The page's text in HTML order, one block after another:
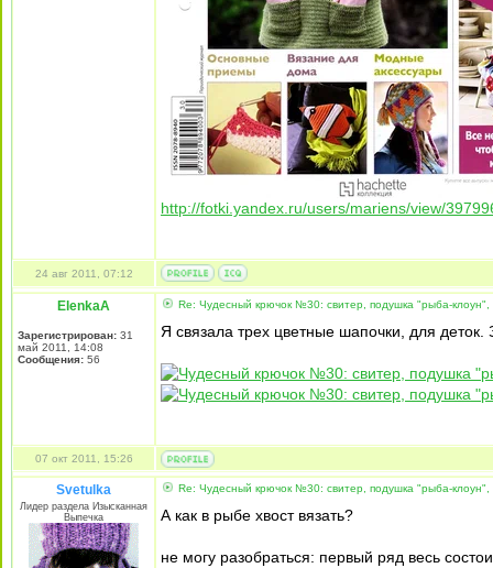
http://fotki.yandex.ru/users/mariens/view/
24 авг 2011, 07:12
ElenkaA
Зарегистрирован: 31
май 2011, 14:08
Сообщения: 56
Re: Чудесный крючок №30: свитер, подушка "рыба-клоун",
Я связала трех цветные шапочки, для деток.
07 окт 2011, 15:26
Svetulka
Лидер раздела Изысканная
Выпечка
Re: Чудесный крючок №30: свитер, подушка "рыба-клоун",
А как в рыбе хвост вязать?
не могу разобраться: первый ряд весь